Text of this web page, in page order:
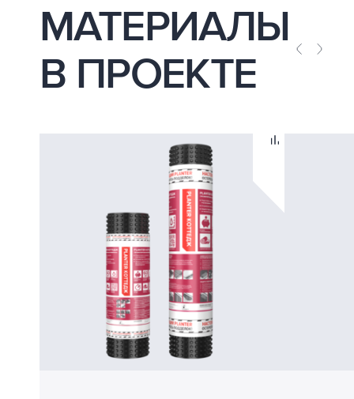
МАТЕРИАЛЫ
В ПРОЕКТЕ